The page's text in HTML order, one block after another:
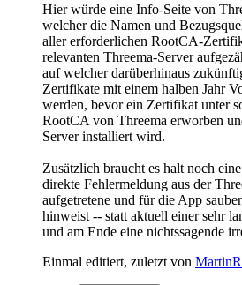
Hier würde eine Info-Seite von
welcher die Namen und
aller erforderlichen RootCA-
relevanten Threema-Server
auf welcher darüberhinaus
Zertifikate mit einem halben Jahr
werden, bevor ein Zertifikat unter
RootCA von Threema erworben
Server installiert wird.
Zusätzlich braucht es halt noch
direkte Fehlermeldung aus der
aufgetretene und für die App
hinweist -- statt aktuell einer sehr
und am Ende eine nichtssagende
Einmal editiert, zuletzt von MartinR